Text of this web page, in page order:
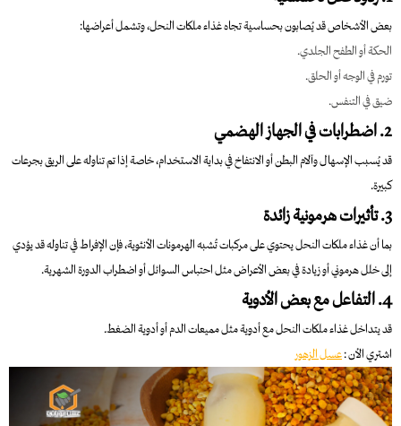
بعض الأشخاص قد يُصابون بحساسية تجاه غذاء ملكات النحل، وتشمل أعراضها:
الحكة أو الطفح الجلدي.
تورم في الوجه أو الحلق.
ضيق في التنفس.
2. اضطرابات في الجهاز الهضمي
قد يُسبب الإسهال وآلام البطن أو الانتفاخ في بداية الاستخدام، خاصة إذا تم تناوله على الريق بجرعات
كبيرة.
3. تأثيرات هرمونية زائدة
بما أن غذاء ملكات النحل يحتوي على مركبات تُشبه الهرمونات الأنثوية، فإن الإفراط في تناوله قد يؤدي
إلى خلل هرموني أو زيادة في بعض الأعراض مثل احتباس السوائل أو اضطراب الدورة الشهرية.
4. التفاعل مع بعض الأدوية
قد يتداخل غذاء ملكات النحل مع أدوية مثل مميعات الدم أو أدوية الضغط.
اشتري الأن :عسل الزهور